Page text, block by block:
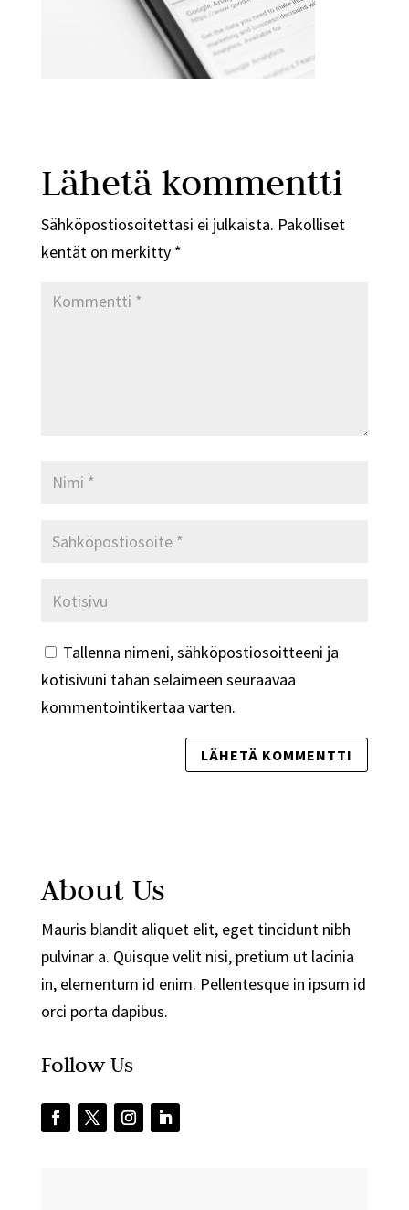
Lähetä kommentti
Sähköpostiosoitettasi ei julkaista. Pakolliset
kentät on merkitty *
Tallenna nimeni, sähköpostiosoitteeni ja
kotisivuni tähän selaimeen seuraavaa
kommentointikertaa varten.
About Us
Mauris blandit aliquet elit, eget tincidunt nibh
pulvinar a. Quisque velit nisi, pretium ut lacinia
in, elementum id enim. Pellentesque in ipsum id
orci porta dapibus.
Follow Us